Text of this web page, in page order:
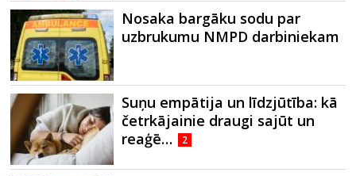
Nosaka bargāku sodu par
uzbrukumu NMPD darbiniekam
Suņu empātija un līdzjūtība: kā
četrkājainie draugi sajūt un
reaģē…
2